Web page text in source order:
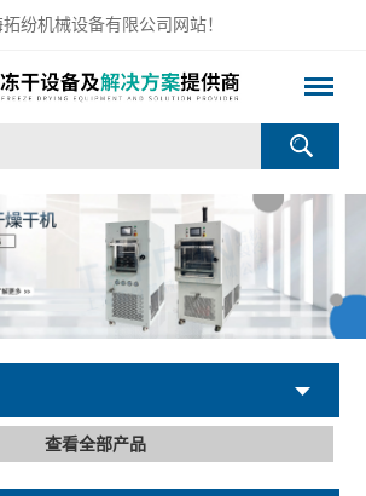
纷机械设备有限公司网站！
查看全部产品